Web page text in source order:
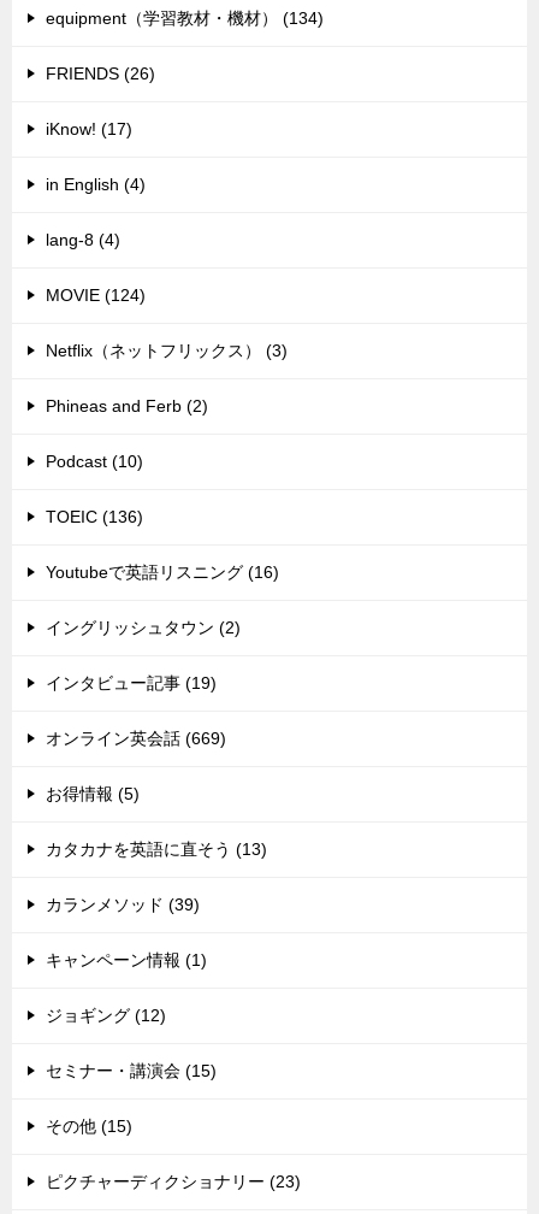
equipment（学習教材・機材） (134)
FRIENDS (26)
iKnow! (17)
in English (4)
lang-8 (4)
MOVIE (124)
Netflix（ネットフリックス） (3)
Phineas and Ferb (2)
Podcast (10)
TOEIC (136)
Youtubeで英語リスニング (16)
イングリッシュタウン (2)
インタビュー記事 (19)
オンライン英会話 (669)
お得情報 (5)
カタカナを英語に直そう (13)
カランメソッド (39)
キャンペーン情報 (1)
ジョギング (12)
セミナー・講演会 (15)
その他 (15)
ピクチャーディクショナリー (23)